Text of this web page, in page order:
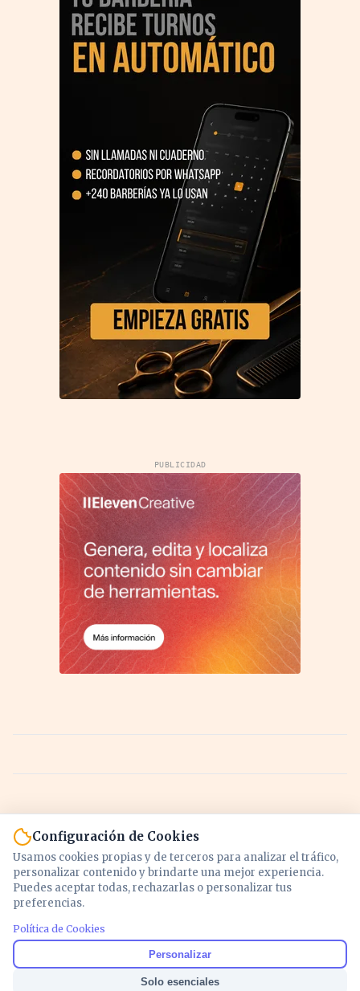
PUBLICIDAD
Noticias y análisis de economía, mercados,
inversión y política. Información actualizada
para entender lo que mueve tu dinero y tu
Configuración de Cookies
Usamos cookies propias y de terceros para analizar el tráfico,
personalizar contenido y brindarte una mejor experiencia.
Puedes aceptar todas, rechazarlas o personalizar tus
preferencias.
Política de Cookies
Personalizar
Solo esenciales